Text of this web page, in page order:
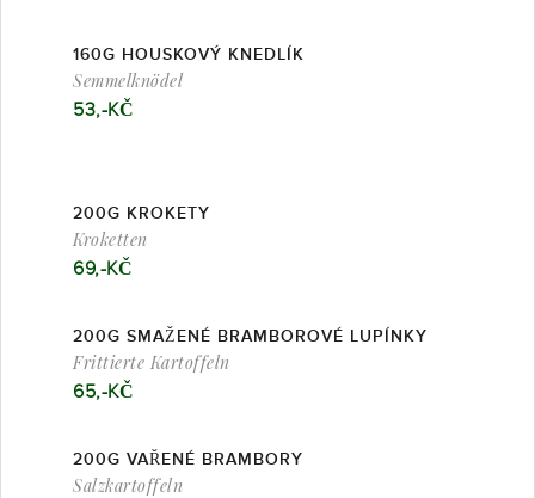
160G HOUSKOVÝ KNEDLÍK
Semmelknödel
53,-KČ
200G KROKETY
Kroketten
69,-KČ
200G SMAŽENÉ BRAMBOROVÉ LUPÍNKY
Frittierte Kartoffeln
65,-KČ
200G VAŘENÉ BRAMBORY
Salzkartoffeln